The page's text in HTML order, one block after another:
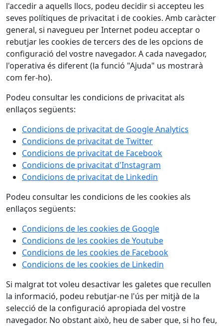
l'accedir a aquells llocs, podeu decidir si accepteu les
seves polítiques de privacitat i de cookies. Amb caràcter
general, si navegueu per Internet podeu acceptar o
rebutjar les cookies de tercers des de les opcions de
configuració del vostre navegador. A cada navegador,
l'operativa és diferent (la funció "Ajuda" us mostrarà
com fer-ho).
Podeu consultar les condicions de privacitat als
enllaços següents:
Condicions de privacitat de Google Analytics
Condicions de privacitat de Twitter
Condicions de privacitat de Facebook
Condicions de privacitat d'Instagram
Condicions de privacitat de Linkedin
Podeu consultar les condicions de les cookies als
enllaços següents:
Condicions de les cookies de Google
Condicions de les cookies de Youtube
Condicions de les cookies de Facebook
Condicions de les cookies de Linkedin
Si malgrat tot voleu desactivar les galetes que recullen
la informació, podeu rebutjar-ne l'ús per mitjà de la
selecció de la configuració apropiada del vostre
navegador. No obstant això, heu de saber que, si ho feu,